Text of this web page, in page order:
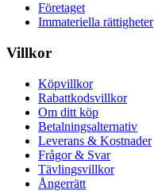
Företaget
Immateriella rättigheter
Villkor
Köpvillkor
Rabattkodsvillkor
Om ditt köp
Betalningsalternativ
Leverans & Kostnader
Frågor & Svar
Tävlingsvillkor
Ångerrätt